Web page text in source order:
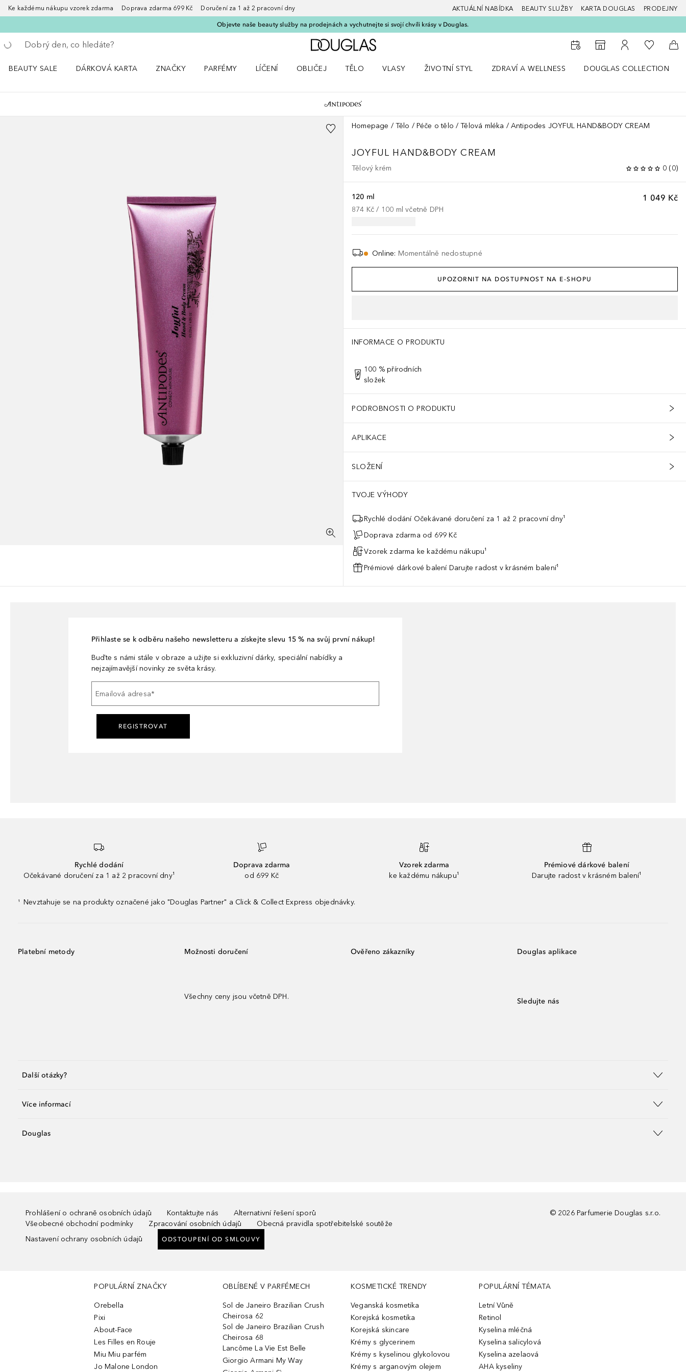
Ke každému nákupu vzorek zdarma Doprava zdarma 699 Kč Doručení za 1 až 2 pracovní dny AKTUÁLNÍ NABÍDKA BEAUTY SLUŽBY KARTA DOUGLAS PRODEJNY
Objevte naše beauty služby na prodejnách a vychutnejte si svojí chvíli krásy v Douglas.
Vraťte se
Proveďte vyhledávání
Domů
K vyhledávači prodejen
K mému účtu
K mému
Do
BEAUTY SALE
DÁRKOVÁ KARTA
ZNAČKY
PARFÉMY
LÍČENÍ
OBLIČEJ
TĚLO
VLASY
ŽIVOTNÍ STYL
ZDRAVÍ A WELLNESS
DOUGLAS COLLECTION
Homepage Tělo Péče o tělo Tělová mléka Antipodes JOYFUL HAND&BODY CREAM
JOYFUL HAND&BODY CREAM
Tělový krém 0 (0)
1 049 Kč
120 ml
874 Kč / 100 ml včetně DPH
Online: Momentálně nedostupné
UPOZORNIT NA DOSTUPNOST NA E-SHOPU
INFORMACE O PRODUKTU
100 % přírodních
složek
PODROBNOSTI O PRODUKTU
APLIKACE
SLOŽENÍ
TVOJE VÝHODY
Rychlé dodání Očekávané doručení za 1 až 2 pracovní dny¹
Doprava zdarma od 699 Kč
Vzorek zdarma ke každému nákupu¹
Prémiové dárkové balení Darujte radost v krásném balení¹
Přihlaste se k odběru našeho newsletteru a získejte slevu 15 % na svůj první nákup!
Buďte s námi stále v obraze a užijte si exkluzivní dárky, speciální nabídky a
nejzajímavější novinky ze světa krásy.
Emailová adresa*
REGISTROVAT
Rychlé dodání
Očekávané doručení za 1 až 2 pracovní dny¹
Doprava zdarma
od 699 Kč
Vzorek zdarma
ke každému nákupu¹
Prémiové dárkové balení
Darujte radost v krásném balení¹
¹ Nevztahuje se na produkty označené jako "Douglas Partner" a Click & Collect Express objednávky.
Platební metody Možnosti doručení
Všechny ceny jsou včetně DPH.
Ověřeno zákazníky Douglas aplikace
Sledujte nás
Další otázky?
Více informací
Douglas
Prohlášení o ochraně osobních údajů Kontaktujte nás
Alternativní řešení sporů
Všeobecné obchodní podmínky
Zpracování osobních údajů
Obecná pravidla spotřebitelské soutěže
Nastavení ochrany osobních údajů
ODSTOUPENÍ OD SMLOUVY
© 2026 Parfumerie Douglas s.r.o.
POPULÁRNÍ ZNAČKY
Orebella
Pixi
About-Face
Les Filles en Rouje
Miu Miu parfém
Jo Malone London
OBLÍBENÉ V PARFÉMECH
Sol de Janeiro Brazilian Crush
Cheirosa 62
Sol de Janeiro Brazilian Crush
Cheirosa 68
Lancôme La Vie Est Belle
Giorgio Armani My Way
KOSMETICKÉ TRENDY
Veganská kosmetika
Korejská kosmetika
Korejská skincare
Krémy s glycerinem
Krémy s kyselinou glykolovou
Krémy s arganovým olejem
POPULÁRNÍ TÉMATA
Letní Vůně
Retinol
Kyselina mléčná
Kyselina salicylová
Kyselina azelaová
AHA kyseliny